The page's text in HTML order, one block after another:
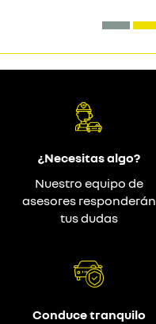
¿Necesitas algo?
Nuestro equipo de
asesores responderán
tus dudas
Conduce tranquilo